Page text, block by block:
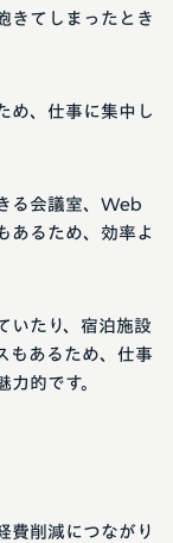
きてしまったとき
め、仕事に集中し
る会議室、Web
あるため、効率よ
いたり、宿泊施設
もあるため、仕事
的です。
費削減につながり